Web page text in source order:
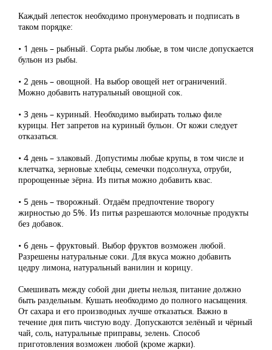
Каждый лепесток необходимо пронумеровать и подписать в
таком порядке:
• 1 день – рыбный. Сорта рыбы любые, в том числе допускается
бульон из рыбы.
• 2 день – овощной. На выбор овощей нет ограничений.
Можно добавить натуральный овощной сок.
• 3 день – куриный. Необходимо выбирать только филе
курицы. Нет запретов на куриный бульон. От кожи следует
отказаться.
• 4 день – злаковый. Допустимы любые крупы, в том числе и
клетчатка, зерновые хлебцы, семечки подсолнуха, отруби,
пророщенные зёрна. Из питья можно добавить квас.
• 5 день – творожный. Отдаём предпочтение творогу
жирностью до 5%. Из питья разрешаются молочные продукты
без добавок.
• 6 день – фруктовый. Выбор фруктов возможен любой.
Разрешены натуральные соки. Для вкуса можно добавить
цедру лимона, натуральный ванилин и корицу.
Смешивать между собой дни диеты нельзя, питание должно
быть раздельным. Кушать необходимо до полного насыщения.
От сахара и его производных лучше отказаться. Важно в
течение дня пить чистую воду. Допускаются зелёный и чёрный
чай, соль, натуральные приправы, зелень. Способ
приготовления возможен любой (кроме жарки).